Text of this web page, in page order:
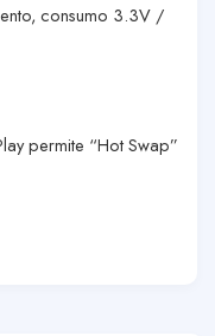
consumo 3.3V /
permite “Hot Swap”